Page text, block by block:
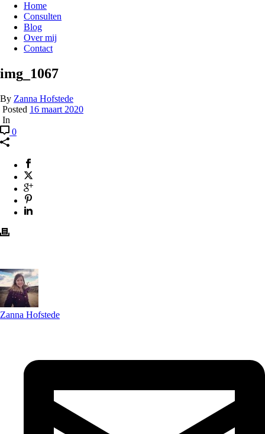
Home
Consulten
Blog
Over mij
Contact
img_1067
By Zanna Hofstede
Posted 16 maart 2020
In
0
Zanna Hofstede